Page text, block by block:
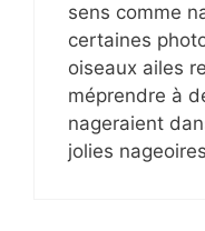
sens comme
certaines
oiseaux ailes
méprendre à
nageraient
jolies